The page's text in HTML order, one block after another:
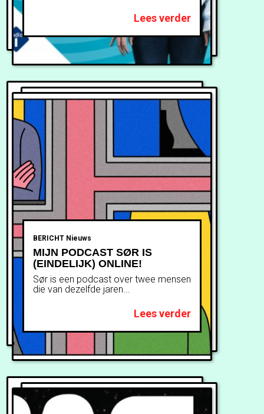
Lees verder
BERICHT Nieuws
MIJN PODCAST SØR IS
(EINDELIJK) ONLINE!
Sør is een podcast over twee mensen
die van dezelfde jaren...
Lees verder